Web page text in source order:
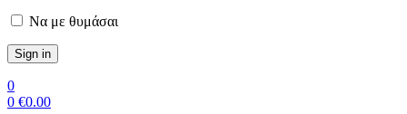
Να με θυμάσαι
0
0 €0.00